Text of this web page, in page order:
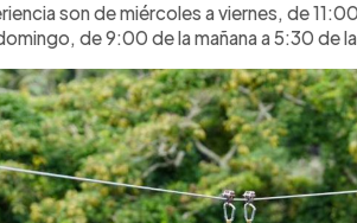
son de miércoles a viernes, de
de 9:00 de la mañana a 5:30 de